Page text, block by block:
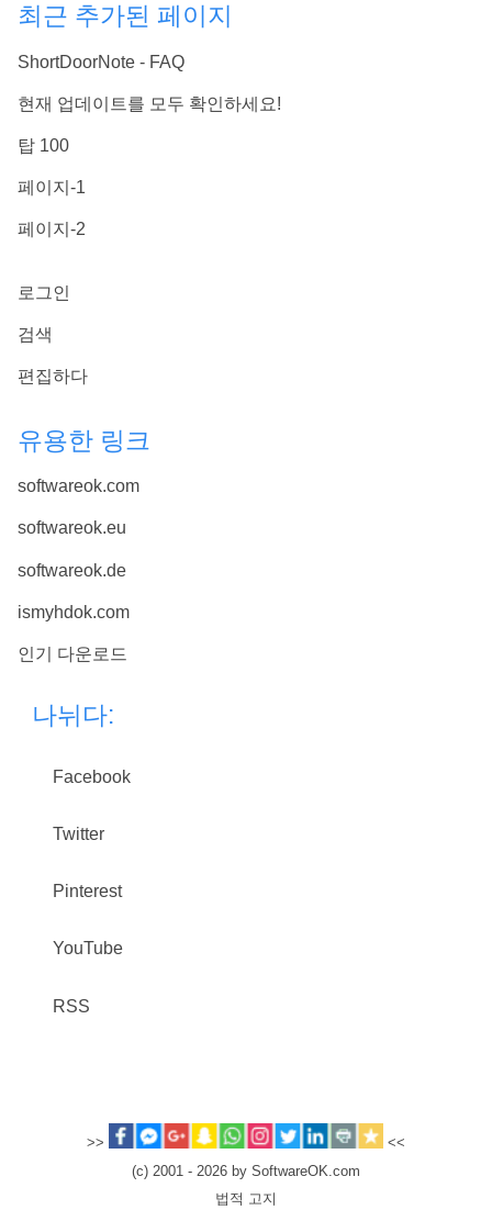
최근 추가된 페이지
ShortDoorNote - FAQ
현재 업데이트를 모두 확인하세요!
탑 100
페이지-1
페이지-2
로그인
검색
편집하다
유용한 링크
softwareok.com
softwareok.eu
softwareok.de
ismyhdok.com
인기 다운로드
나뉘다:
Facebook
Twitter
Pinterest
YouTube
RSS
>>
<<
(c) 2001 - 2026 by SoftwareOK.com
법적 고지